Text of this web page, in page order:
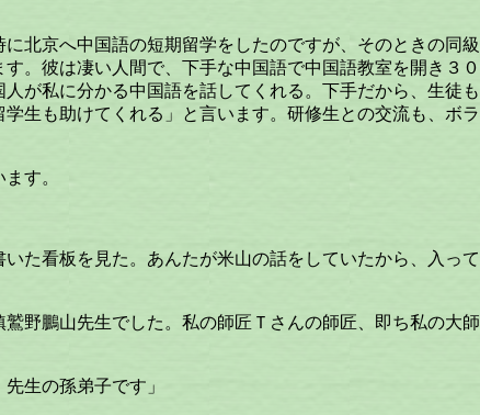
北京へ中国語の短期留学をしたのですが、そのときの同級
。彼は凄い人間で、下手な中国語で中国語教室を開き３０
が私に分かる中国語を話してくれる。下手だから、生徒も
生も助けてくれる」と言います。研修生との交流も、ボラ
す。
た看板を見た。あんたが米山の話をしていたから、入って
野鵬山先生でした。私の師匠Ｔさんの師匠、即ち私の大師
生の孫弟子です」